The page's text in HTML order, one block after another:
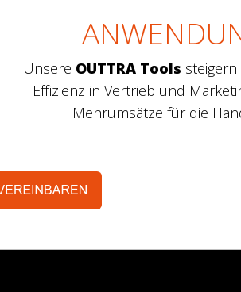
Unsere OUTTRA Tools
Effizienz in Vertrieb und
Mehrumsätze für die